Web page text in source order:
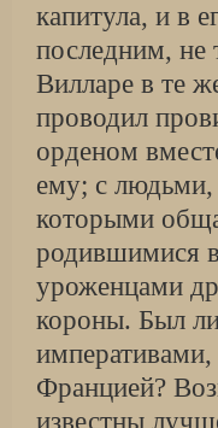
капитула, и в
последним, не
Вилларе в те
проводил
орденом
ему; с людьми,
которыми
родившимися
уроженцами
короны. Был
Францией?
известны